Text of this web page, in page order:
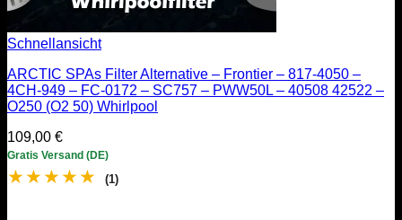
Schnellansicht
ARCTIC SPAs Filter Alternative – Frontier – 817-4050 –
4CH-949 – FC-0172 – SC757 – PWW50L – 40508 42522 –
O250 (O2 50) Whirlpool
109,00 €
Gratis Versand (DE)
★★★★★ (1)